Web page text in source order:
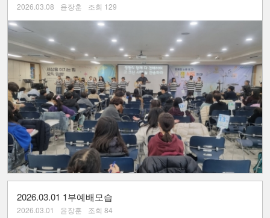
2026.03.08 윤장훈 조회 129
2026.03.01 1부예배모습
2026.03.01 윤장훈 조회 84